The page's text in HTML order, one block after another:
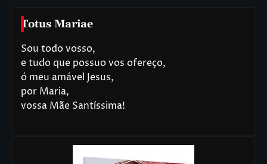
Totus Mariae
Sou todo vosso,
e tudo que possuo vos ofereço,
ó meu amável Jesus,
por Maria,
vossa Mãe Santíssima!